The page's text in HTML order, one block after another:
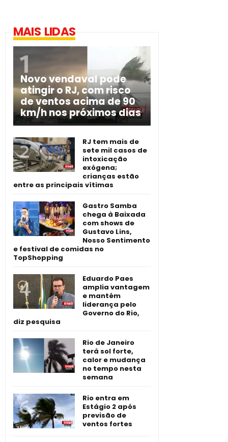
MAIS LIDAS
Novo vendaval pode
atingir o RJ, com risco
de ventos acima de 90
km/h nos próximos dias
RJ tem mais de
sete mil casos de
intoxicação
exógena;
crianças estão
entre as principais vítimas
Gastro Samba
chega à Baixada
com shows de
Gustavo Lins,
Nosso Sentimento
e festival de comidas no
TopShopping
Eduardo Paes
amplia vantagem
e mantém
liderança pelo
Governo do Rio,
diz pesquisa
Rio de Janeiro
terá sol forte,
calor e mudança
no tempo nesta
semana
Rio entra em
Estágio 2 após
previsão de
ventos fortes